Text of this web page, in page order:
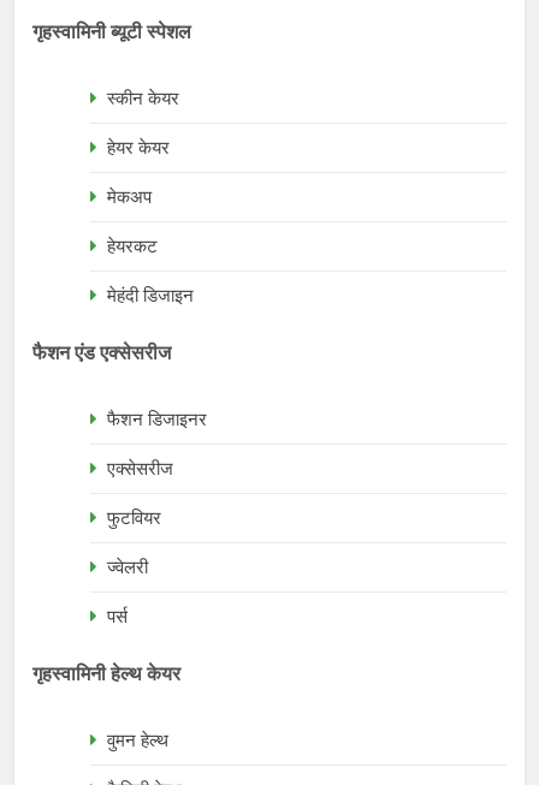
गृहस्वामिनी ब्यूटी स्पेशल
स्कीन केयर
हेयर केयर
मेकअप
हेयरकट
मेहंदी डिजाइन
फैशन एंड एक्सेसरीज
फैशन डिजाइनर
एक्सेसरीज
फुटवियर
ज्वेलरी
पर्स
गृहस्वामिनी हेल्थ केयर
वुमन हेल्थ